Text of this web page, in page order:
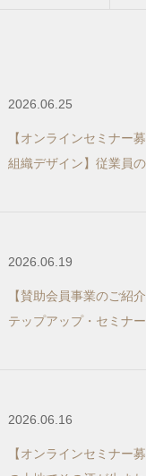
2026.06.25
【オンラインセミナー
組織デザイン】従業員
2026.06.19
【賛助会員事業のご紹
テップアップ・セミナー
2026.06.16
【オンラインセミナー